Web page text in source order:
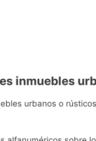
inmuebles
urbanos o